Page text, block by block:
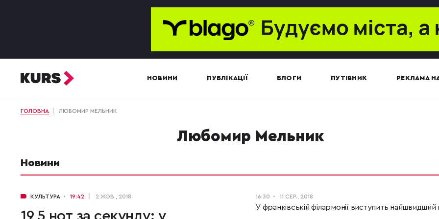
НОВИНИ ПУБЛІКАЦІЇ БЛОГИ ПУТІВНИК РЕКЛАМА
ГОЛОВНА ЛЮБОМИР МЕЛЬНИК
Любомир Мельник
Новини
КУЛЬТУРА 19:42 2 ЖОВ., 2018
19,5 нот за секунду: у
16:30 11 СЕР., 2018
У франківській філармонії виступить найшвидший